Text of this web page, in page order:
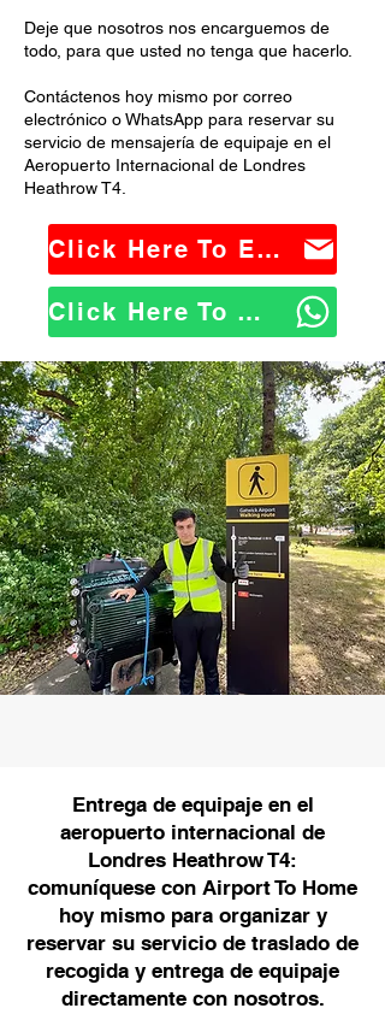
Deje que nosotros nos encarguemos de
todo, para que usted no tenga que hacerlo.
Contáctenos hoy mismo por correo
electrónico o WhatsApp para reservar su
servicio de mensajería de equipaje en el
Aeropuerto Internacional de Londres
Heathrow T4.
Click Here To Email Us
Click Here To WhatsApp Us
Entrega de equipaje en el
aeropuerto internacional de
Londres Heathrow T4:
comuníquese con Airport To Home
hoy mismo para organizar y
reservar su servicio de traslado de
recogida y entrega de equipaje
directamente con nosotros.